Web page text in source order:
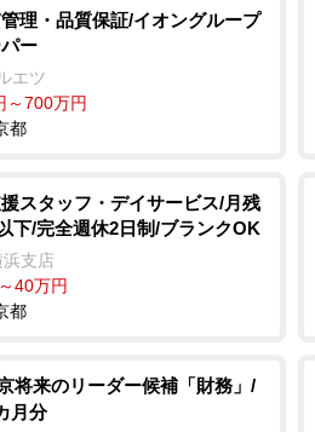
理・品質保証/イオングループ
ー
エツ
～700万円
都
スタッフ・デイサービス/月残
下/完全週休2日制/ブランクOK
支店
40万円
都
将来のリーダー候補「財務」/
月分